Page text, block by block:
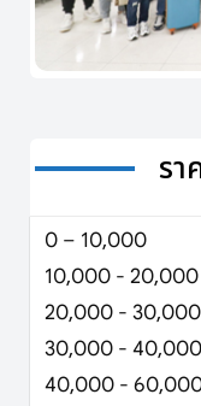
รา
0 – 10,000
10,000 - 20,000
20,000 - 30,000
30,000 - 40,000
40,000 -